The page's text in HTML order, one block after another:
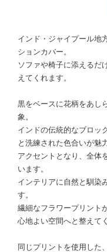
インド・ジャイプール地
ションカバー。
ソファや椅子に添えるだ
えてくれます。
黒をベースに花柄をあし
象。
インドの伝統的なブロッ
と洗練された色合いが魅
アクセントとなり、全体
います。
インテリアに自然と馴染
す。
繊細なフラワープリント
心地よい空間へと整えて
同じプリントを使用した